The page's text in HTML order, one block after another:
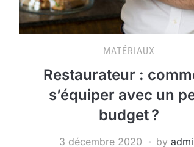
MATÉRIAUX
Restaurateur :
s’équiper avec un
budget ?
3 décembre 2020 by